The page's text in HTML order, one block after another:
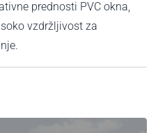
prednosti PVC okna,
vzdržljivost za